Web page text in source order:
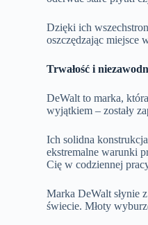
Dzięki ich
oszczędzając miejsce
Trwałość i
DeWalt to marka,
wyjątkiem – zostały
Ich solidna
ekstremalne warunki
Cię w codziennej
Marka DeWalt słynie
świecie. Młoty